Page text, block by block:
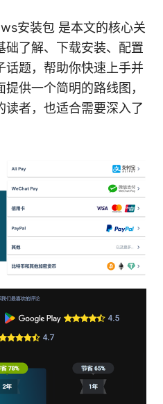
安装包 是本文的核心关
础了解、下载安装、配置
话题，帮助你快速上手并
供一个简明的路线图，
者，也适合需要深入了